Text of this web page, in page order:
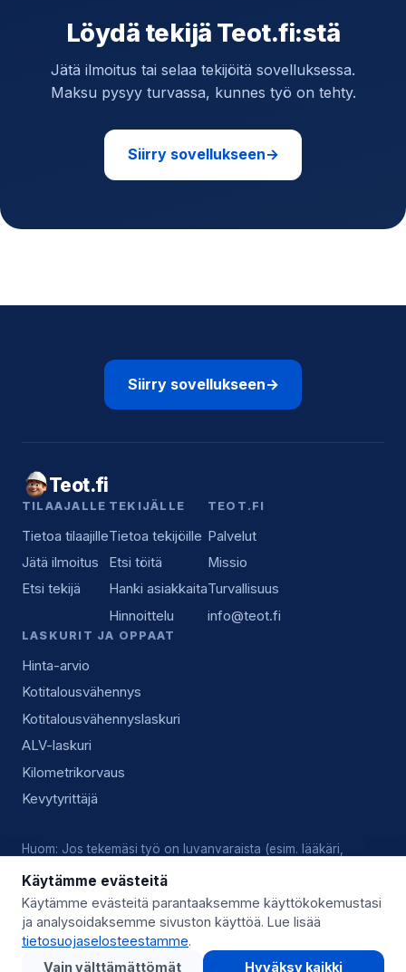
Löydä tekijä Teot.fi:stä
Jätä ilmoitus tai selaa tekijöitä sovelluksessa.
Maksu pysyy turvassa, kunnes työ on tehty.
Siirry sovellukseen→
Siirry sovellukseen→
Teot.fi
TILAAJALLE
Tietoa tilaajille
Jätä ilmoitus
Etsi tekijä
TEKIJÄLLE
Tietoa tekijöille
Etsi töitä
Hanki asiakkaita
Hinnoittelu
TEOT.FI
Palvelut
Missio
Turvallisuus
info@teot.fi
LASKURIT JA OPPAAT
Hinta-arvio
Kotitalousvähennys
Kotitalousvähennyslaskuri
ALV-laskuri
Kilometrikorvaus
Kevytyrittäjä
Huom: Jos tekemäsi työ on luvanvaraista (esim. lääkäri,
olevista luvista, pätevyyksistä ja alan käytännöistä.
© 2026 Teot.fi (Giggo Oy) · Y-tunnus 3559746-8 · Kysy lisää:
info@teot.fi
Käytämme evästeitä
Käytämme evästeitä parantaaksemme käyttökokemustasi
ja analysoidaksemme sivuston käyttöä. Lue lisää
tietosuojaselosteestamme.
Vain välttämättömät
Hyväksy kaikki